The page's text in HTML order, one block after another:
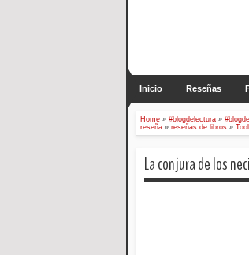
Inicio Reseñas
Home » #blogdelectura »
reseña » reseñas de libros »
La conjura de los